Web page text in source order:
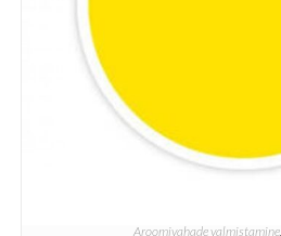
Aroomivahade valmistamine